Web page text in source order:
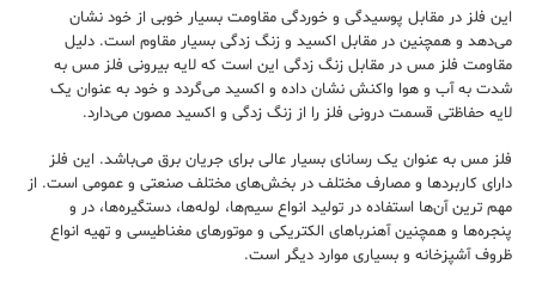
این فلز در مقابل پوسیدگی و خوردگی مقاومت بسیار خوبی از خود نشان
می‌دهد و همچنین در مقابل اکسید و زنگ زدگی بسیار مقاوم است. دلیل
مقاومت فلز مس در مقابل زنگ زدگی این است که لایه بیرونی فلز مس به
شدت به آب و هوا واکنش نشان داده و اکسید می‌گردد و خود به عنوان یک
لایه حفاظتی قسمت درونی فلز را از زنگ زدگی و اکسید مصون می‌دارد.
فلز مس به عنوان یک رسانای بسیار عالی برای جریان برق می‌باشد. این فلز
دارای کاربردها و مصارف مختلف در بخش‌های مختلف صنعتی و عمومی است. از
مهم ترین آن‌ها استفاده در تولید انواع سیم‌ها، لوله‌ها، دستگیره‌ها، در و
پنجره‌ها و همچنین آهنرباهای الکتریکی و موتورهای مغناطیسی و تهیه انواع
ظروف آشپزخانه و بسیاری موارد دیگر است.